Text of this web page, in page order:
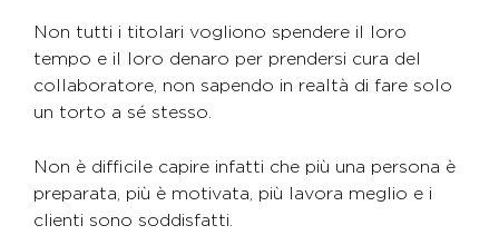
Non tutti i titolari vogliono spendere il loro
tempo e il loro denaro per prendersi cura del
collaboratore, non sapendo in realtà di fare solo
un torto a sé stesso.
Non è difficile capire infatti che più una persona è
preparata, più è motivata, più lavora meglio e i
clienti sono soddisfatti.